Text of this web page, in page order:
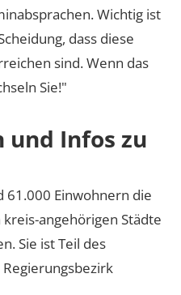
Wichtig ist
dass diese
sind. Wenn das
Sie!"
und Infos zu
Einwohnern die
angehörigen Städte
Sie ist Teil des